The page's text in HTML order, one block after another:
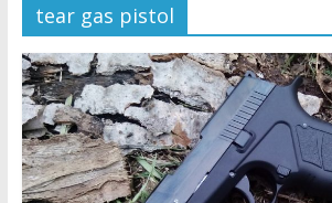
tear gas pistol